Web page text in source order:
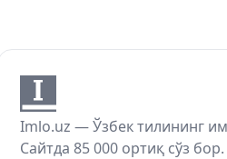
Imlo.uz — Ўзбек тилининг
Сайтда 85 000 ортиқ сўз бор.